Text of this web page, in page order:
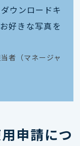
ウンロードキ
好きな写真を
者（マネージャ
申請につ